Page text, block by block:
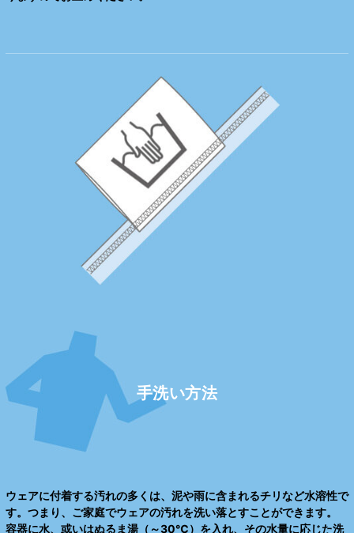
手洗い方法
ウェアに付着する汚れの多くは、泥や雨に含まれるチリなど水溶性で
す。つまり、ご家庭でウェアの汚れを洗い落とすことができます。
容器に水、或いはぬるま湯（～30℃）を入れ、その水量に応じた洗